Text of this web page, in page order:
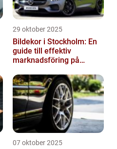
29 oktober 2025
Bildekor i Stockholm: En
guide till effektiv
marknadsföring på
07 oktober 2025